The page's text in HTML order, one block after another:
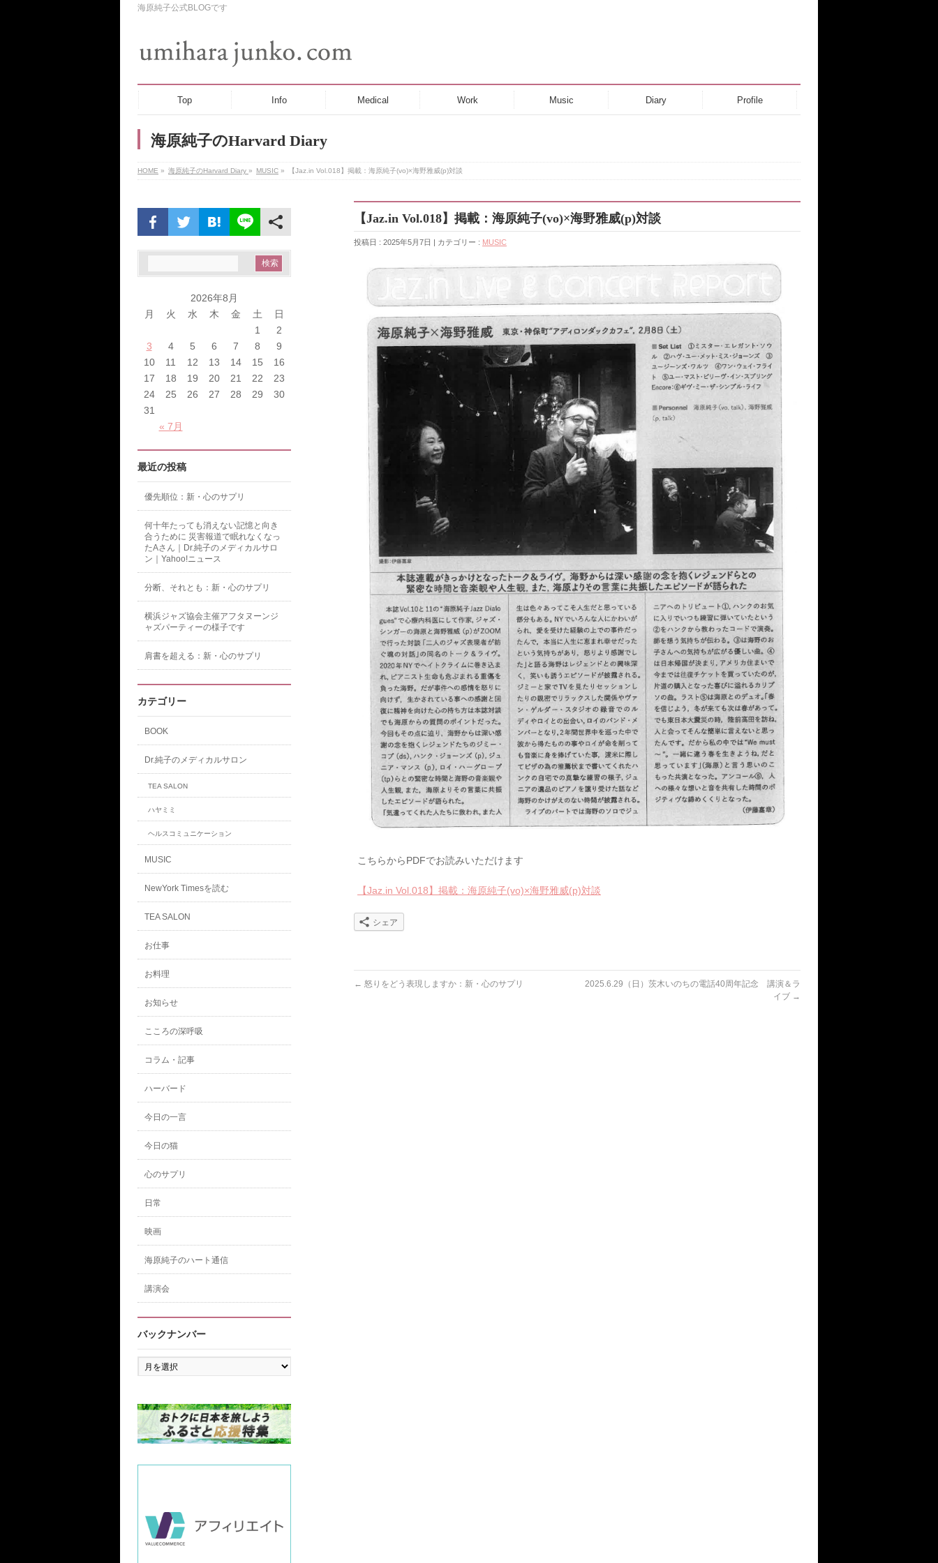
海原純子公式BLOGです
Top Info Medical Work Music Diary Profile
海原純子のHarvard Diary
HOME » 海原純子のHarvard Diary » MUSIC » 【Jaz.in Vol.018】掲載：海原純子(vo)×海野雅威(p)対談
【Jaz.in Vol.018】掲載：海原純子(vo)×海野雅威(p)対談
投稿日 : 2025年5月7日 | カテゴリー : MUSIC
こちらからPDFでお読みいただけます
【Jaz.in Vol.018】掲載：海原純子(vo)×海野雅威(p)対談
シェア
← 怒りをどう表現しますか：新・心のサプリ
2025.6.29（日）茨木いのちの電話40周年記念 講演＆ラ
イブ →
2026年8月
月
火 水 木 金 土 日
« 7月
1
2
3
4 5 6 7 8
9
10
11 12 13 14 15
16
17
18 19 20 21 22
23
24
25 26 27 28 29
30
31
最近の投稿
優先順位：新・心のサプリ
何十年たっても消えない記憶と向き
合うために 災害報道で眠れなくなっ
たAさん｜Dr.純子のメディカルサロ
ン｜Yahoo!ニュース
分断、それとも：新・心のサプリ
横浜ジャズ協会主催アフタヌーンジ
ャズパーティーの様子です
肩書を超える：新・心のサプリ
カテゴリー
BOOK
Dr.純子のメディカルサロン
TEA SALON
ハヤミミ
ヘルスコミュニケーション
MUSIC
NewYork Timesを読む
TEA SALON
お仕事
お料理
お知らせ
こころの深呼吸
コラム・記事
ハーバード
今日の一言
今日の猫
心のサプリ
日常
映画
海原純子のハート通信
講演会
バックナンバー
バ
ッ
ン
バ
ー